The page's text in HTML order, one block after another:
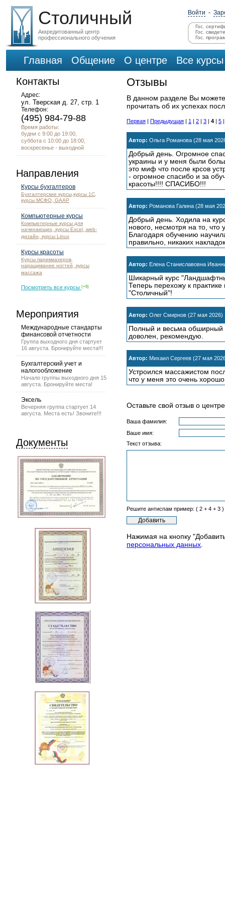
Столичный
Аккредитованный центр
профессионального обучения
Войти -
Гос.
Гос.
Гос.
Главная Общение О центре
Все курсы
Контакты
Адрес:
ул. Тверская д. 27, стр. 1
Телефон:
(495) 984-79-88
Время работы:
будни с 9:00 до 19:00,
суббота с 10:00 до 18:00,
воскресенье - выходной
Направления
Курсы бухгалтеров
Бухгалтерские курсы,курсы 1С,
курсы МСФО, GAAP
Компьютерные курсы
Компьютерные курсы для
начинающих, курсы Excel, web-
дизайн, курсы Linux
Курсы красоты
Курсы парикмахеров,
наращивание ногтей, курсы
массажа
Посмотреть все курсы (+6)
Мероприятия
Международные стандарты
финансовой отчетности
Группа выходного дня стартует
16 августа. Бронируйте места!!!
Бухгалтерский учет и
налогообложение
Начало группы выходного дня 15
августа. Бронируйте места!
Эксель
Вечерняя группа стартует 14
августа. Места есть! Звоните!!!
Документы
Отзывы
В данном разделе Вы
прочитать об их успехах
Первая | Предыдущая | 1 | 2 | 3 | 4 | 5
Автор: Ольга Романова (28 мая
Добрый день. Огромное
украины и у меня были
это миф что после крсов
- огромное спасибо и за
красоты!!!! СПАСИБО!!!
Автор: Романова Галина (28 мая
Добрый день. Ходила на
нового, несмотря на то,
Благодаря обучению
правильно, никаких
Автор: Елена Станиславовна
Шикарный курс
Теперь перехожу к
"Столичный"!
Автор: Олег Смирнов (27 мая 2026)
Полный и весьма обширный
доволен, рекомендую.
Автор: Михаил Сергеев (27 мая
Устроился массажистом
что у меня это очень
Оставьте свой отзыв о
Ваша фамилия:
Ваше имя:
Текст отзыва:
Решите антиспам пример: ( 2 + 4 + 3
Нажимая на кнопку
персональных данных